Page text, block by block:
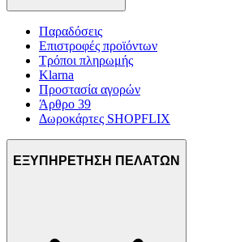
Παραδόσεις
Επιστροφές προϊόντων
Τρόποι πληρωμής
Klarna
Προστασία αγορών
Άρθρο 39
Δωροκάρτες SHOPFLIX
ΕΞΥΠΗΡΕΤΗΣΗ ΠΕΛΑΤΩΝ